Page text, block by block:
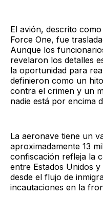
El avión, descrito
Force One, fue
Aunque los
revelaron los detalles
la oportunidad para
definieron como un
contra el crimen y un
nadie está por encima
La aeronave tiene un
aproximadamente 13
confiscación refleja la
entre Estados Unidos y
desde el flujo de
incautaciones en la